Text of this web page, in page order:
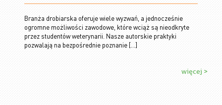
Branża drobiarska oferuje wiele wyzwań, a jednocześnie
ogromne możliwości zawodowe, które wciąż są nieodkryte
przez studentów weterynarii. Nasze autorskie praktyki
pozwalają na bezpośrednie poznanie […]
więcej >